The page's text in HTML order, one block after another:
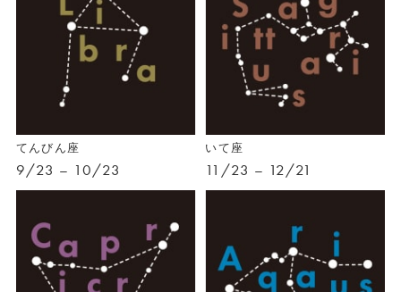
てんびん座
9/23 – 10/23
いて座
11/23 – 12/21